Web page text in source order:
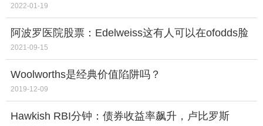
Ambani的Reliance在殴打TCS之后实现了另一个壮举
2022-01-19
阿波罗医院股票：Edelweiss这有人可以在ofodds脸
上说
2021-09-15
Woolworths是经典价值陷阱吗？
2019-12-09
Hawkish RBI分钟：债券收益率飙升，卢比罗斯